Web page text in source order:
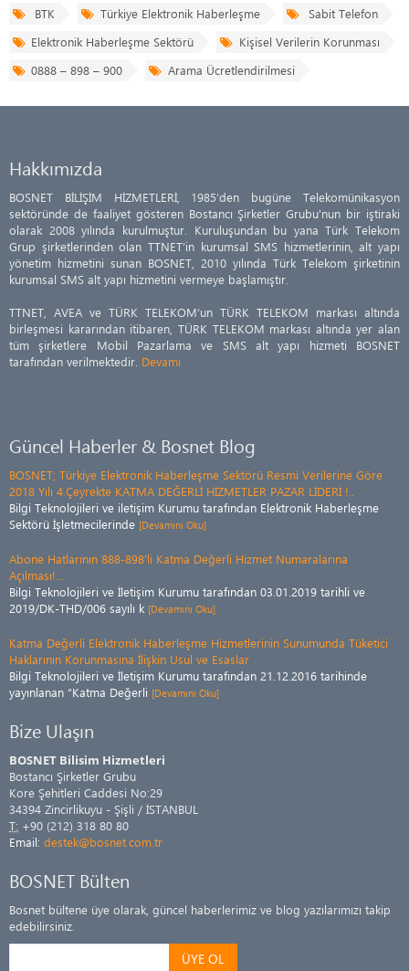
BTK
Türkiye Elektronik Haberleşme
Sabit Telefon
Elektronik Haberleşme Sektörü
Kişisel Verilerin Korunması
0888 – 898 – 900
Arama Ücretlendirilmesi
Hakkımızda
BOSNET BİLİŞİM HİZMETLERİ, 1985’den bugüne Telekomünikasyon
sektöründe de faaliyet gösteren Bostancı Şirketler Grubu'nun bir iştiraki
olarak 2008 yılında kurulmuştur. Kuruluşundan bu yana Türk Telekom
Grup şirketlerinden olan TTNET’in kurumsal SMS hizmetlerinin, alt yapı
yönetim hizmetini sunan BOSNET, 2010 yılında Türk Telekom şirketinin
kurumsal SMS alt yapı hizmetini vermeye başlamıştır.
TTNET, AVEA ve TÜRK TELEKOM’un TÜRK TELEKOM markası altında
birleşmesi kararından itibaren, TÜRK TELEKOM markası altında yer alan
tüm şirketlere Mobil Pazarlama ve SMS alt yapı hizmeti BOSNET
tarafından verilmektedir. Devamı
Güncel Haberler & Bosnet Blog
BOSNET; Türkiye Elektronik Haberleşme Sektörü Resmi Verilerine Göre
2018 Yılı 4.Çeyrekte KATMA DEĞERLİ HİZMETLER PAZAR LİDERİ !..
Bilgi Teknolojileri ve iletişim Kurumu tarafından Elektronik Haberleşme
Sektörü İşletmecilerinde [Devamını Oku]
Abone Hatlarının 888-898’li Katma Değerli Hizmet Numaralarına
Açılması!...
Bilgi Teknolojileri ve İletişim Kurumu tarafından 03.01.2019 tarihli ve
2019/DK-THD/006 sayılı k [Devamını Oku]
Katma Değerli Elektronik Haberleşme Hizmetlerinin Sunumunda Tüketici
Haklarının Korunmasına İlişkin Usul ve Esaslar
Bilgi Teknolojileri ve İletişim Kurumu tarafından 21.12.2016 tarihinde
yayınlanan “Katma Değerli [Devamını Oku]
Bize Ulaşın
BOSNET Bilisim Hizmetleri
Bostancı Şirketler Grubu
Kore Şehitleri Caddesi No:29
34394 Zincirlikuyu - Şişli / İSTANBUL
T: +90 (212) 318 80 80
Email: destek@bosnet.com.tr
BOSNET Bülten
Bosnet bültene üye olarak, güncel haberlerimiz ve blog yazılarımızı takip
edebilirsiniz.